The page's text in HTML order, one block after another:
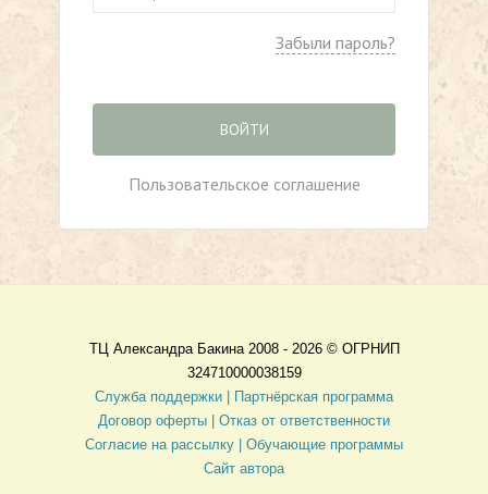
Забыли пароль?
ВОЙТИ
Пользовательское соглашение
ТЦ Александра Бакина 2008 - 2026 © ОГРНИП
324710000038159
Служба поддержки |
Партнёрская программа
Договор оферты
| Отказ от ответственности
Согласие на рассылку | Обучающие программы
Сайт автора